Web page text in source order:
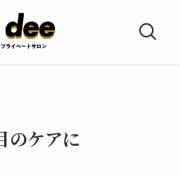
のケアに